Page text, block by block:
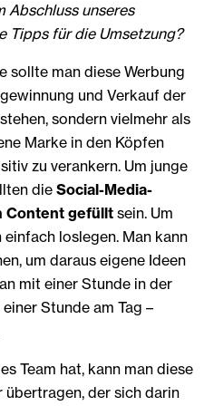
Abschluss unseres
Tipps für die Umsetzung?
sollte man diese Werbung
und Verkauf der
sondern vielmehr als
Marke in den Köpfen
zu verankern. Um junge
die Social-Media-
Content gefüllt sein. Um
loslegen. Man kann
um daraus eigene Ideen
mit einer Stunde in der
Stunde am Tag –
Team hat, kann man diese
der sich darin